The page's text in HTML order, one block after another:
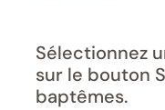
Sélectionnez
sur le bouton
baptêmes.